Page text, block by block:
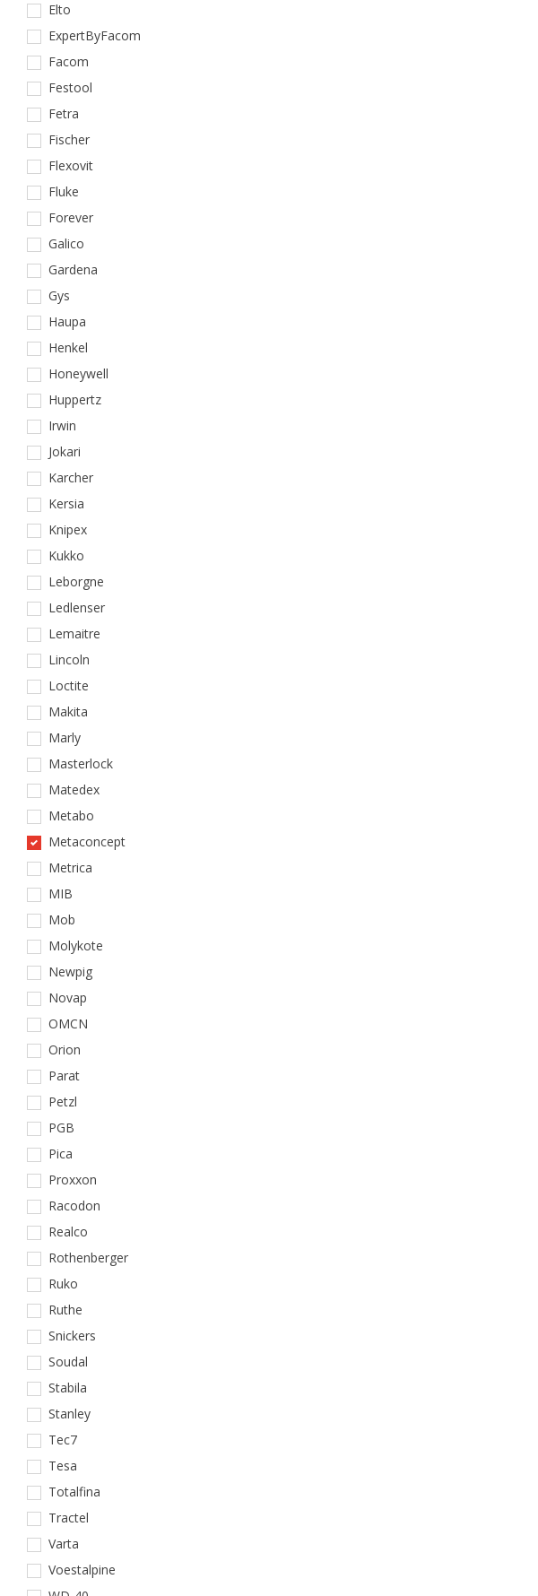
Elto
ExpertByFacom
Facom
Festool
Fetra
Fischer
Flexovit
Fluke
Forever
Galico
Gardena
Gys
Haupa
Henkel
Honeywell
Huppertz
Irwin
Jokari
Karcher
Kersia
Knipex
Kukko
Leborgne
Ledlenser
Lemaitre
Lincoln
Loctite
Makita
Marly
Masterlock
Matedex
Metabo
Metaconcept
Metrica
MIB
Mob
Molykote
Newpig
Novap
OMCN
Orion
Parat
Petzl
PGB
Pica
Proxxon
Racodon
Realco
Rothenberger
Ruko
Ruthe
Snickers
Soudal
Stabila
Stanley
Tec7
Tesa
Totalfina
Tractel
Varta
Voestalpine